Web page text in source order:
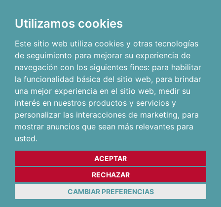
Utilizamos cookies
Este sitio web utiliza cookies y otras tecnologías
de seguimiento para mejorar su experiencia de
navegación con los siguientes fines: para habilitar
la funcionalidad básica del sitio web, para brindar
una mejor experiencia en el sitio web, medir su
interés en nuestros productos y servicios y
personalizar las interacciones de marketing, para
mostrar anuncios que sean más relevantes para
usted.
ACEPTAR
RECHAZAR
CAMBIAR PREFERENCIAS